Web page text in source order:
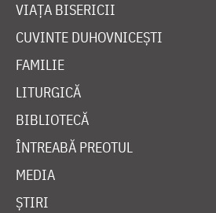
VIAȚA BISERICII
CUVINTE DUHOVNICEȘTI
FAMILIE
LITURGICĂ
BIBLIOTECĂ
ÎNTREABĂ PREOTUL
MEDIA
ȘTIRI